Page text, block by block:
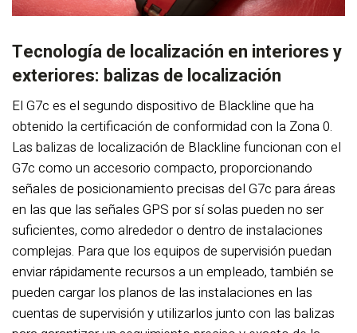
Tecnología de localización en interiores y
exteriores: balizas de localización
El G7c es el segundo dispositivo de Blackline que ha
obtenido la certificación de conformidad con la Zona 0.
Las balizas de localización de Blackline funcionan con el
G7c como un accesorio compacto, proporcionando
señales de posicionamiento precisas del G7c para áreas
en las que las señales GPS por sí solas pueden no ser
suficientes, como alrededor o dentro de instalaciones
complejas. Para que los equipos de supervisión puedan
enviar rápidamente recursos a un empleado, también se
pueden cargar los planos de las instalaciones en las
cuentas de supervisión y utilizarlos junto con las balizas